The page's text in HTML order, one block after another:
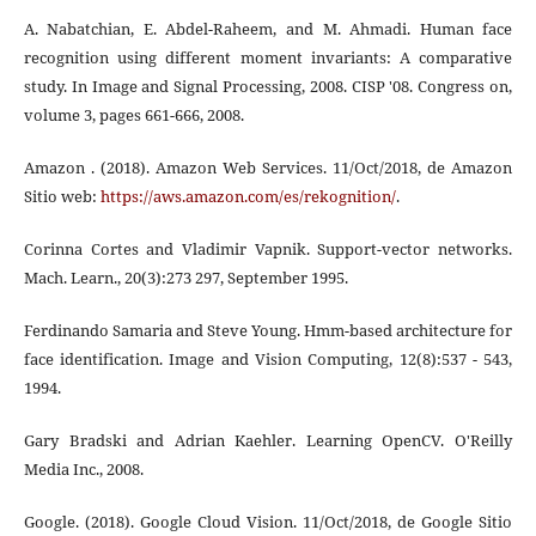
A. Nabatchian, E. Abdel-Raheem, and M. Ahmadi. Human face
recognition using different moment invariants: A comparative
study. In Image and Signal Processing, 2008. CISP '08. Congress on,
volume 3, pages 661-666, 2008.
Amazon . (2018). Amazon Web Services. 11/Oct/2018, de Amazon
Sitio web: https://aws.amazon.com/es/rekognition/.
Corinna Cortes and Vladimir Vapnik. Support-vector networks.
Mach. Learn., 20(3):273 297, September 1995.
Ferdinando Samaria and Steve Young. Hmm-based architecture for
face identification. Image and Vision Computing, 12(8):537 - 543,
1994.
Gary Bradski and Adrian Kaehler. Learning OpenCV. O'Reilly
Media Inc., 2008.
Google. (2018). Google Cloud Vision. 11/Oct/2018, de Google Sitio